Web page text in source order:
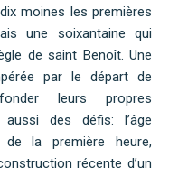
moines les premières
une soixantaine qui
de saint Benoît. Une
par le départ de
leurs propres
des défis: l’âge
de la première heure,
récente d’un